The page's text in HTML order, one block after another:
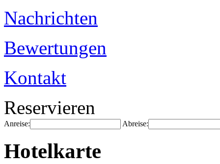
Nachrichten
Bewertungen
Kontakt
Reservieren
Anreise: Abreise:
Hotelkarte